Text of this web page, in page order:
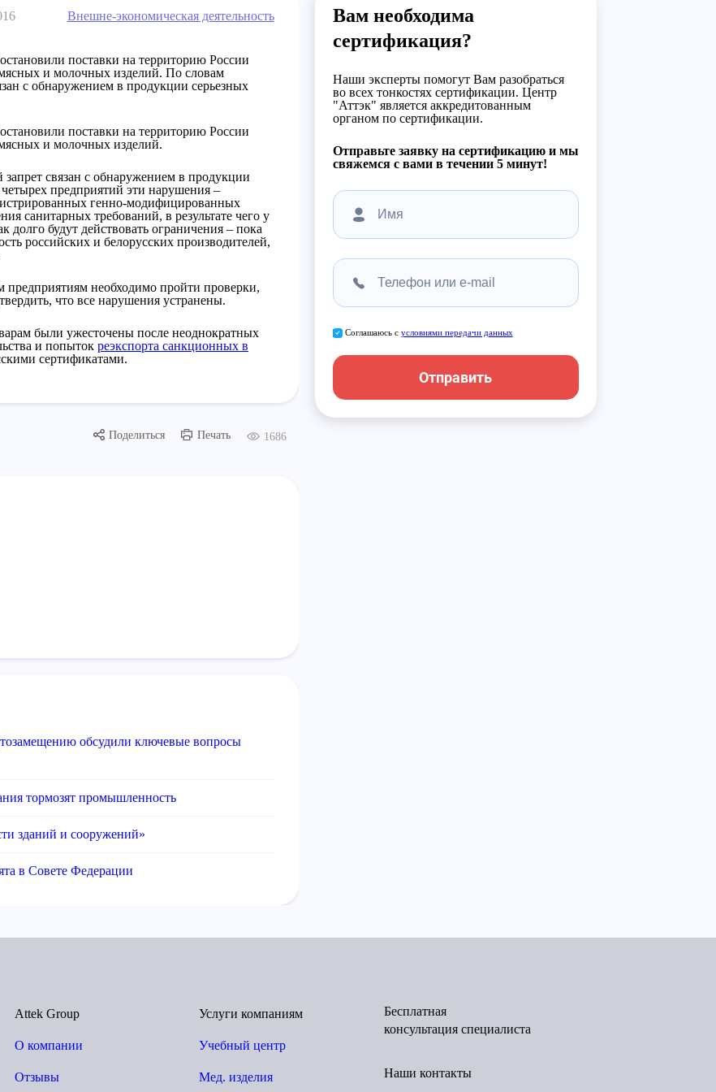
Внешне-экономическая деятельность
поставки на территорию России
и молочных изделий. По словам
с обнаружением в продукции серьезных
поставки на территорию России
и молочных изделий.
связан с обнаружением в продукции
предприятий эти нарушения –
генно-модифицированных
санитарных требований, в результате чего у
долго будут действовать ограничения – пока
российских и белорусских производителей,
предприятиям необходимо пройти проверки,
что все нарушения устранены.
были ужесточены после неоднократных
и попыток реэкспорта санкционных в
сертификатами.
Поделиться Печать 1686
обсудили ключевые вопросы
тормозят промышленность
зданий и сооружений»
в Совете Федерации
Вам необходима
сертификация?
Наши эксперты помогут Вам разобраться
во всех тонкостях сертификации. Центр
"Аттэк" является аккредитованным
органом по сертификации.
Отправьте заявку на сертификацию и мы
свяжемся с вами в течении 5 минут!
Соглашаюсь с условиями передачи данных
Отправить
Attek Group
О компании
Отзывы
Услуги компаниям
Учебный центр
Мед. изделия
Бесплатная
консультация специалиста
Наши контакты